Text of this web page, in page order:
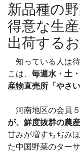
新品種の
得意な生
出荷する
知っている人は
こは、 毎週水・土
産物直売所「やさい
河南地区の会員
が、鮮度抜群の農
甘みが増すちぢみ
た中国野菜のター